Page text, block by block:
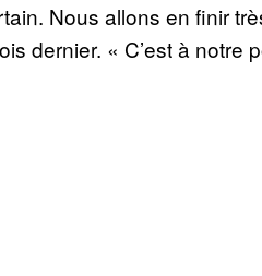
Nous allons en finir
dernier. « C’est à notre